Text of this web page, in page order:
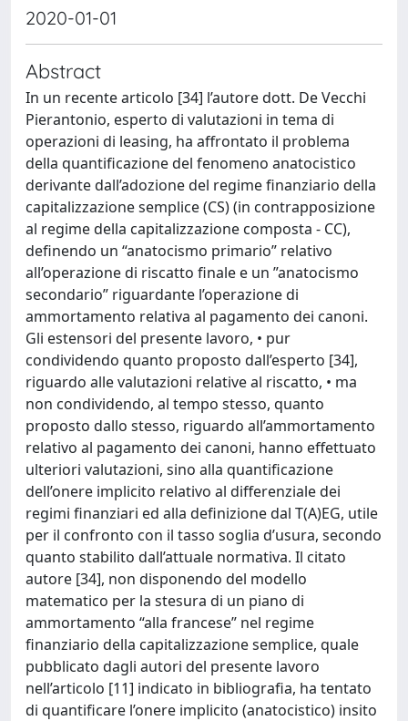
2020-01-01
Abstract
In un recente articolo [34] l’autore dott. De Vecchi
Pierantonio, esperto di valutazioni in tema di
operazioni di leasing, ha affrontato il problema
della quantificazione del fenomeno anatocistico
derivante dall’adozione del regime finanziario della
capitalizzazione semplice (CS) (in contrapposizione
al regime della capitalizzazione composta - CC),
definendo un “anatocismo primario” relativo
all’operazione di riscatto finale e un ”anatocismo
secondario” riguardante l’operazione di
ammortamento relativa al pagamento dei canoni.
Gli estensori del presente lavoro, • pur
condividendo quanto proposto dall’esperto [34],
riguardo alle valutazioni relative al riscatto, • ma
non condividendo, al tempo stesso, quanto
proposto dallo stesso, riguardo all’ammortamento
relativo al pagamento dei canoni, hanno effettuato
ulteriori valutazioni, sino alla quantificazione
dell’onere implicito relativo al differenziale dei
regimi finanziari ed alla definizione dal T(A)EG, utile
per il confronto con il tasso soglia d’usura, secondo
quanto stabilito dall’attuale normativa. Il citato
autore [34], non disponendo del modello
matematico per la stesura di un piano di
ammortamento “alla francese” nel regime
finanziario della capitalizzazione semplice, quale
pubblicato dagli autori del presente lavoro
nell’articolo [11] indicato in bibliografia, ha tentato
di quantificare l’onere implicito (anatocistico) insito